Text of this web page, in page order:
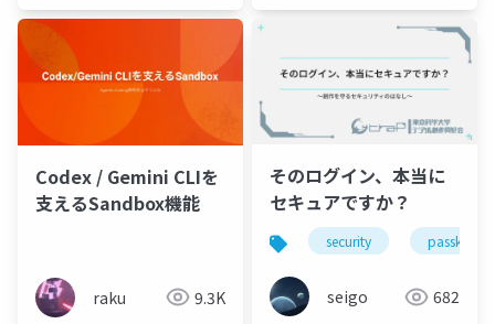
Codex / Gemini CLIを
支えるSandbox機能
raku 9.3K
そのログイン、本当に
セキュアですか？
security passkey
seigo 682